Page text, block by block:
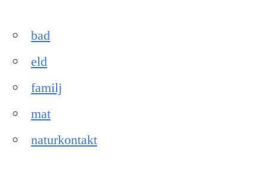
bad
eld
familj
mat
naturkontakt